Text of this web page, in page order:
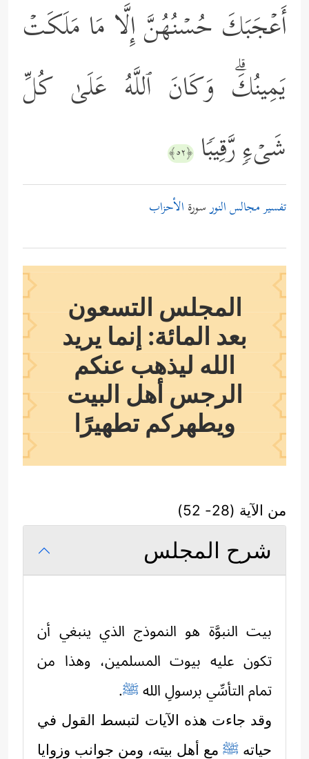
أَعۡجَبَكَ حُسۡنُهُنَّ إِلَّا مَا مَلَكَتۡ
یَمِینُكَۗ وَكَانَ ٱللَّهُ عَلَىٰ كُلِّ
شَیۡءࣲ رَّقِیبࣰا ﴿٥٢﴾
تفسير مجالس النورسورة الأحزاب
المجلس التسعون
بعد المائة: إنما يريد
الله ليذهب عنكم
الرجس أهل البيت
ويطهركم تطهيرًا
من الآية (28- 52)
شرح المجلس
بيت النبوَّة هو النموذج الذي ينبغي أن
تكون عليه بيوت المسلمين، وهذا من
تمام التأسِّي برسولِ الله ﷺ.
وقد جاءت هذه الآيات لتبسط القول في
حياته ﷺ مع أهل بيته، ومن جوانب وزوايا